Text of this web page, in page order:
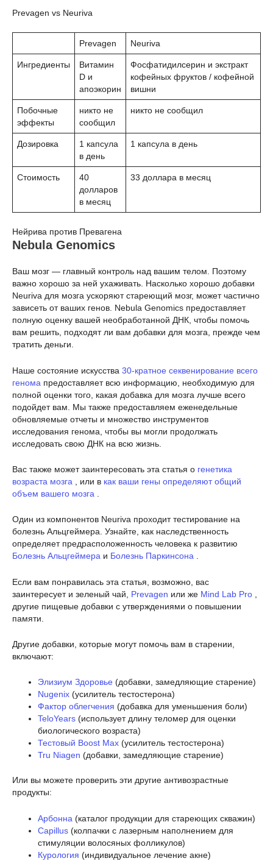
Prevagen vs Neuriva
Prevagen Neuriva
Ингредиенты
Витамин
D и
апоэкорин
Фосфатидилсерин и экстракт
кофейных фруктов / кофейной
вишни
Побочные
эффекты
никто не
сообщил
никто не сообщил
Дозировка
1 капсула
в день
1 капсула в день
Стоимость
40
долларов
в месяц
33 доллара в месяц
Нейрива против Превагена
Nebula Genomics
Ваш мозг — главный контроль над вашим телом. Поэтому
важно хорошо за ней ухаживать. Насколько хорошо добавки
Neuriva для мозга ускоряют стареющий мозг, может частично
зависеть от ваших генов. Nebula Genomics предоставляет
полную оценку вашей необработанной ДНК, чтобы помочь
вам решить, подходят ли вам добавки для мозга, прежде чем
тратить деньги.
Наше состояние искусства 30-кратное секвенирование всего
генома предоставляет всю информацию, необходимую для
полной оценки того, какая добавка для мозга лучше всего
подойдет вам. Мы также предоставляем еженедельные
обновляемые отчеты и множество инструментов
исследования генома, чтобы вы могли продолжать
исследовать свою ДНК на всю жизнь.
Вас также может заинтересовать эта статья о генетика
возраста мозга , или в как ваши гены определяют общий
объем вашего мозга
Один из компонентов Neuriva проходит тестирование на
болезнь Альцгеймера. Узнайте, как наследственность
определяет предрасположенность человека к развитию
Болезнь Альцгеймера и Болезнь Паркинсона .
Если вам понравилась эта статья, возможно, вас
заинтересует и зеленый чай,
Prevagen или же Mind Lab Pro
другие пищевые добавки с утверждениями о повышении
памяти.
Другие добавки, которые могут помочь вам в старении,
включают:
Элизиум Здоровье (добавки, замедляющие старение)
Nugenix (усилитель тестостерона)
Фактор облегчения (добавка для уменьшения боли)
TeloYears (использует длину теломер для оценки
биологического возраста)
Тестовый Boost Max (усилитель тестостерона)
Tru Niagen (добавки, замедляющие старение)
Или вы можете проверить эти другие антивозрастные
продукты:
Арбонна (каталог продукции для стареющих скважин)
Capillus (колпачки с лазерным наполнением для
стимуляции волосяных фолликулов)
Курология (индивидуальное лечение акне)